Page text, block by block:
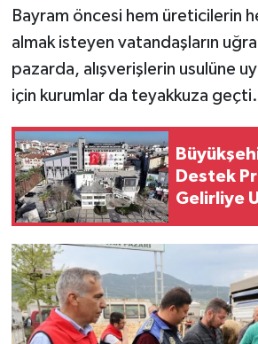
Bayram öncesi hem üreticilerin
almak isteyen vatandaşların
pazarda, alışverişlerin usulüne
için kurumlar da teyakkuza geçti.
Destek
Gelirliye